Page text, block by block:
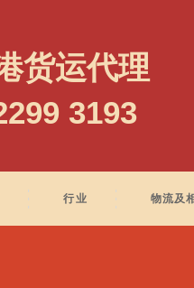
货运代理
3193
行业 物流及